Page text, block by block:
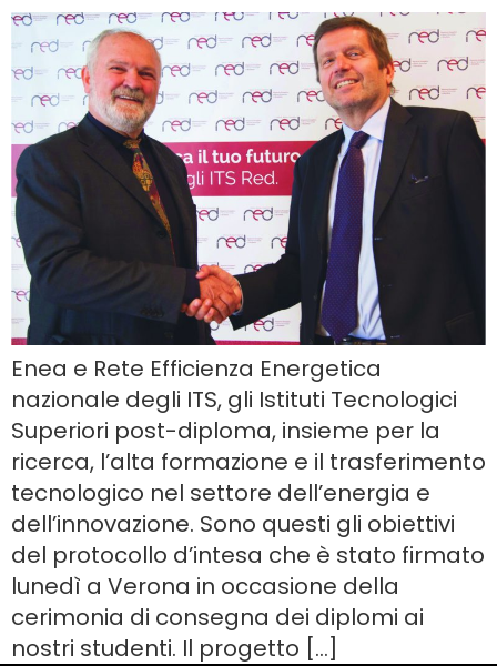
Enea e Rete Efficienza Energetica
nazionale degli ITS, gli Istituti Tecnologici
Superiori post-diploma, insieme per la
ricerca, l’alta formazione e il trasferimento
tecnologico nel settore dell’energia e
dell’innovazione. Sono questi gli obiettivi
del protocollo d’intesa che è stato firmato
lunedì a Verona in occasione della
cerimonia di consegna dei diplomi ai
nostri studenti. Il progetto […]